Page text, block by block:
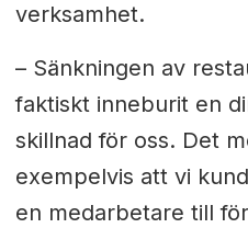
verksamhet.
– Sänkningen av
faktiskt inneburit en
skillnad för oss. Det
exempelvis att vi
en medarbetare till